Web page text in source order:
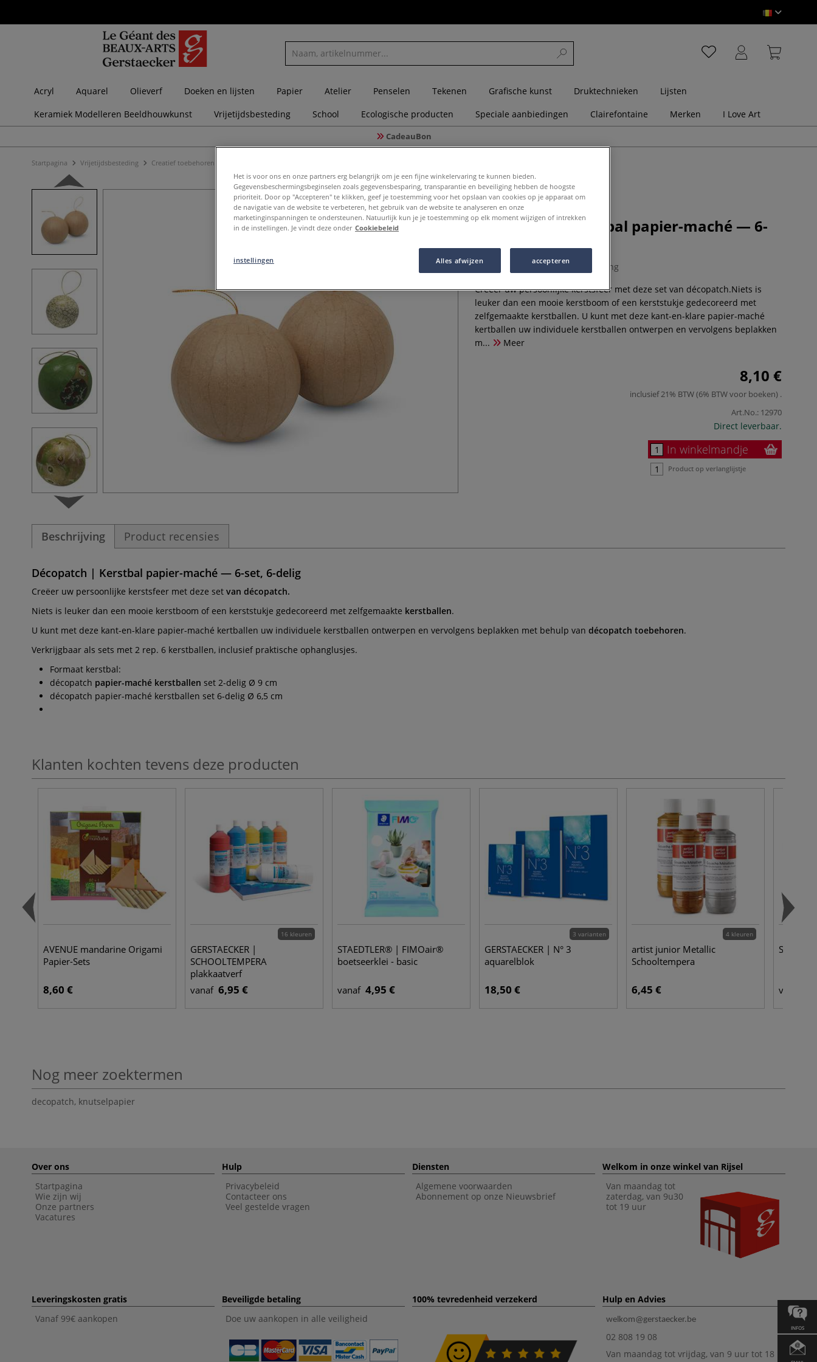
INFOS
Acryl Aquarel Olieverf Doeken en lijsten Papier Atelier Penselen Tekenen Grafische kunst Druktechnieken
Lijsten
Keramiek Modelleren Beeldhouwkunst
Vrijetijdsbesteding School Ecologische producten Speciale aanbiedingen Clairefontaine Merken I Love Art
CadeauBon
Startpagina Vrijetijdsbesteding Creatief toebehoren
Décopatch | Kerstbal papier-maché — 6-
0 Beoordeling
Creëer uw persoonlijke kerstsfeer met deze set van décopatch.Niets is
leuker dan een mooie kerstboom of een kerststukje gedecoreerd met
zelfgemaakte kerstballen. U kunt met deze kant-en-klare papier-maché
kertballen uw individuele kerstballen ontwerpen en vervolgens beplakken
m...
Meer
8,10 €
inclusief 21% BTW (6% BTW voor boeken) .
Art.No.: 12970
Direct leverbaar.
In winkelmandje
Product op verlanglijstje
Beschrijving Product recensies
Décopatch | Kerstbal papier-maché — 6-set, 6-delig
Creëer uw persoonlijke kerstsfeer met deze set van décopatch.
Niets is leuker dan een mooie kerstboom of een kerststukje gedecoreerd met zelfgemaakte kerstballen.
U kunt met deze kant-en-klare papier-maché kertballen uw individuele kerstballen ontwerpen en vervolgens beplakken met behulp van décopatch toebehoren.
Verkrijgbaar als sets met 2 rep. 6 kerstballen, inclusief praktische ophanglusjes.
Formaat kerstbal:
décopatch papier-maché kerstballen set 2-delig Ø 9 cm
décopatch papier-maché kerstballen set 6-delig Ø 6,5 cm
Klanten kochten tevens deze producten
AVENUE mandarine Origami
Papier-Sets
8,60 €
16 kleuren
GERSTAECKER |
SCHOOLTEMPERA
plakkaatverf
vanaf 6,95 €
STAEDTLER® | FIMOair®
boetseerklei - basic
vanaf 4,95 €
3 varianten
GERSTAECKER | N° 3
aquarelblok
18,50 €
4 kleuren
artist junior Metallic
Schooltempera
6,45 € vanaf
Nog meer zoektermen
decopatch, knutselpapier
Over ons
Startpagina
Wie zijn wij
Onze partners
Vacatures
Hulp
Privacybeleid
Contacteer ons
Veel gestelde vragen
Diensten
Algemene voorwaarden
Abonnement op onze Nieuwsbrief
Welkom in onze winkel van Rijsel
Van maandag tot
zaterdag, van 9u30
tot 19 uur
Leveringskosten gratis
Vanaf 99€ aankopen
Beveiligde betaling
Doe uw aankopen in alle veiligheid
100% tevredenheid verzekerd Hulp en Advies
welkom@gerstaecker.be
02 808 19 08
Van maandag tot vrijdag, van 9 uur tot 18
Het is voor ons en onze partners erg belangrijk om je een fijne winkelervaring te kunnen bieden.
Gegevensbeschermingsbeginselen zoals gegevensbesparing, transparantie en beveiliging hebben de hoogste
prioriteit. Door op "Accepteren" te klikken, geef je toestemming voor het opslaan van cookies op je apparaat om
de navigatie van de website te verbeteren, het gebruik van de website te analyseren en onze
marketinginspanningen te ondersteunen. Natuurlijk kun je je toestemming op elk moment wijzigen of intrekken
in de instellingen. Je vindt deze onder Cookiebeleid
Alles afwijzen accepteren
instellingen